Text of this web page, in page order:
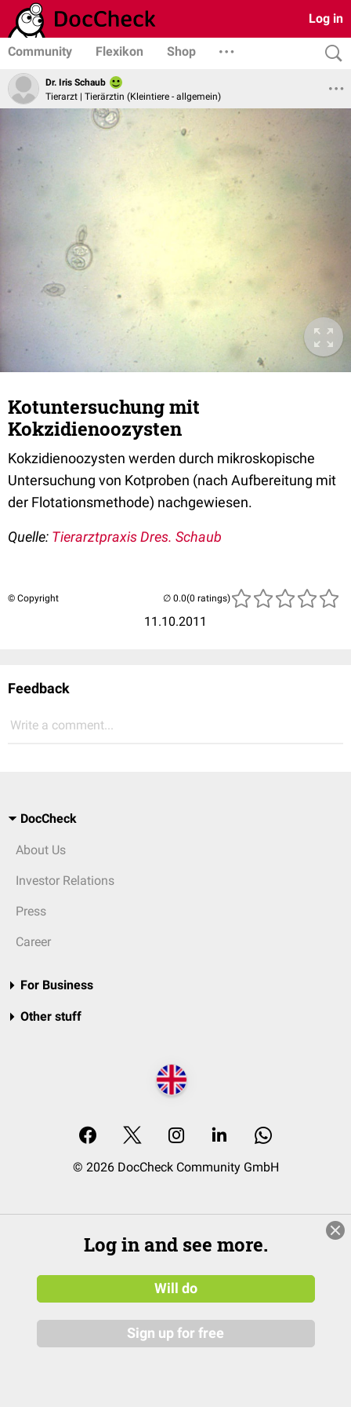
Log in
Community Flexikon Shop
Dr. Iris Schaub
Tierarzt | Tierärztin (Kleintiere - allgemein)
Kotuntersuchung mit
Kokzidienoozysten
Kokzidienoozysten werden durch mikroskopische
Untersuchung von Kotproben (nach Aufbereitung mit
der Flotationsmethode) nachgewiesen.
Quelle: Tierarztpraxis Dres. Schaub
© Copyright
11.10.2011
(0 ratings)
Feedback
Write a comment...
DocCheck
About Us
Investor Relations
Press
Career
For Business
Other stuff
© 2026 DocCheck Community GmbH
Log in and see more.
Will do
Sign up for free